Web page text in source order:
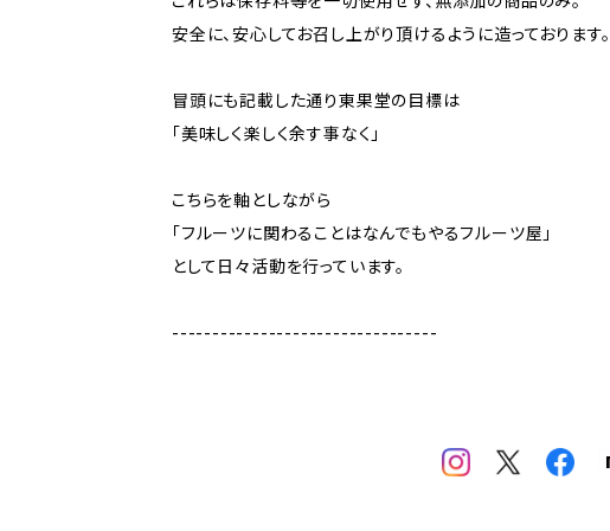
安全に、安心してお召し上がり頂けるように造っております。
冒頭にも記載した通り東果堂の目標は
「美味しく楽しく余す事なく」
こちらを軸としながら
「フルーツに関わることはなんでもやるフルーツ屋」
として日々活動を行っています。
---------------------------------